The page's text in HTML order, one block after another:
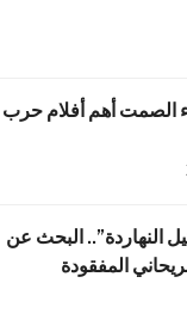
الصمت أهم أفلام حرب
النهاردة”.. البحث عن
المفقودة